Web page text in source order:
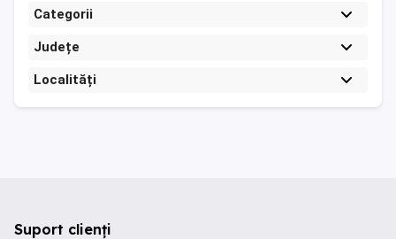
Categorii
Județe
Localități
Suport clienți